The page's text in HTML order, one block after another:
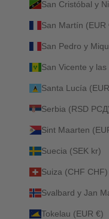
San Cristóbal y
San Martín (EUR
San Pedro y
San Vicente y
Santa Lucía
Serbia (RSD
Sint Maarten
Suecia (SEK kr)
Suiza (CHF CHF)
Svalbard y Jan
Tokelau (EUR €)